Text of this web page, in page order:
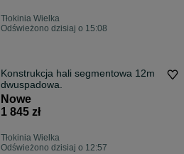
Tłokinia Wielka
Odświeżono dzisiaj o 15:08
Konstrukcja hali segmentowa 12m
dwuspadowa.
Nowe
1 845 zł
Tłokinia Wielka
Odświeżono dzisiaj o 12:57